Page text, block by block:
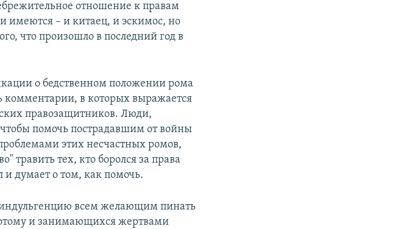
отношение к правам
имеются – и китаец, и эскимос, но
что произошло в последний год в
о бедственном положении рома
комментарии, в которых выражается
правозащитников. Люди,
помочь пострадавшим от войны
этих несчастных ромов,
травить тех, кто боролся за права
думает о том, как помочь.
всем желающим пинать
и занимающихся жертвами